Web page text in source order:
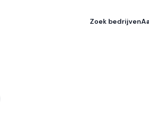
Zoek bedrijven